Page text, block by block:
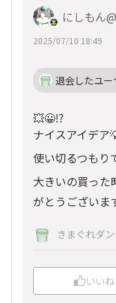
にしもん
2025/07/10 18:49
退会したユー
💥😀⁉️
ナイスアイデア
使い切るつもり
大きいの買った
がとうございま
きまぐれダン
いいね